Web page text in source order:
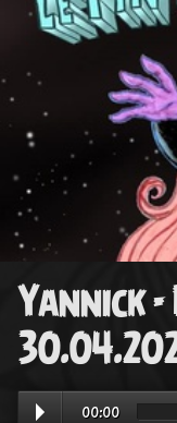
Yannick -
00:00